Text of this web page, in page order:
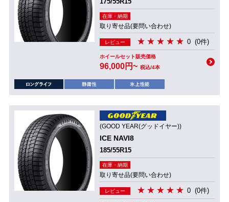
在庫・納期
取り寄せ品(要問い合わせ)
レビュー 0 (0件)
ホイールセット販売価格
96,000円~ 税込/4本
(GOOD YEAR(グッドイヤー))
ICE NAVI8
185/55R15
在庫・納期
取り寄せ品(要問い合わせ)
レビュー 0 (0件)